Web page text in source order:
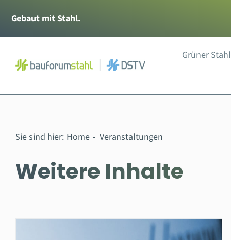
Inhalt
springen
Gebaut mit Stahl.
Grüner Stahl
Sie sind hier: Home Veranstaltungen
Weitere Inhalte